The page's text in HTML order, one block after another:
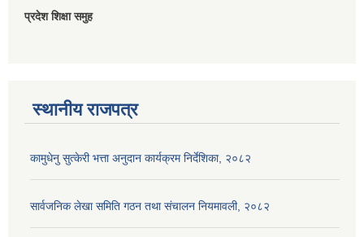
प्रदेश शिक्षा समुह
स्थानीय राजपत्र
कामुधेनु सुत्केरी भत्ता अनुदान कार्यक्रम निर्देशिका, २०८२
सार्वजनिक लेखा समिति गठन तथा संचालन नियमावली, २०८२